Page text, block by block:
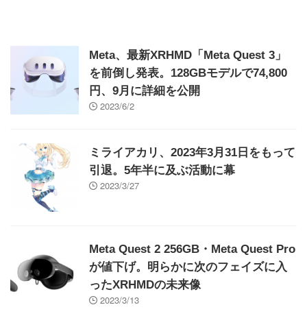
Meta、最新XRHMD「Meta Quest 3」
を前倒し発表。128GBモデルで74,800
円、9月に詳細を公開
2023/6/2
ミライアカリ、2023年3月31日をもって
引退。5年半に及ぶ活動に幕
2023/3/27
Meta Quest 2 256GB・Meta Quest Pro
が値下げ。明らかに次のフェイズに入
ったXRHMDの未来像
2023/3/13